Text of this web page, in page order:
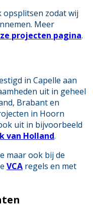
opsplitsen zodat wij
Meer
projecten pagina.
in Capelle aan
uit in geheel
Brabant en
in Hoorn
uit in bijvoorbeeld
van Holland.
maar ook bij de
VCA regels en met